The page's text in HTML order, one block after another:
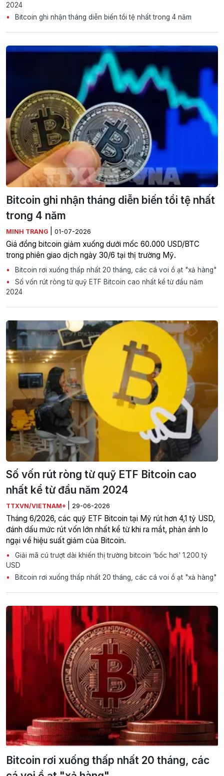
2024
Bitcoin ghi nhận tháng diễn biến tồi tệ nhất trong 4 năm
Bitcoin ghi nhận tháng diễn biến tồi tệ nhất
trong 4 năm
MINH TRANG 01-07-2026
Giá đồng bitcoin giảm xuống dưới mốc 60.000 USD/BTC
trong phiên giao dịch ngày 30/6 tại thị trường Mỹ.
Bitcoin rơi xuống thấp nhất 20 tháng, các cá voi ồ ạt "xả hàng"
Số vốn rút ròng từ quỹ ETF Bitcoin cao nhất kể từ đầu năm
2024
Số vốn rút ròng từ quỹ ETF Bitcoin cao
nhất kể từ đầu năm 2024
TTXVN/VIETNAM+ 29-06-2026
Tháng 6/2026, các quỹ ETF Bitcoin tại Mỹ rút hơn 4,1 tỷ USD,
đánh dấu mức rút vốn lớn nhất kể từ khi ra mắt, phản ánh lo
ngại về hiệu suất giảm của Bitcoin.
Giải mã cú trượt dài khiến thị trường bitcoin 'bốc hơi' 1.200 tỷ
USD
Bitcoin rơi xuống thấp nhất 20 tháng, các cá voi ồ ạt "xả hàng"
Bitcoin rơi xuống thấp nhất 20 tháng, các